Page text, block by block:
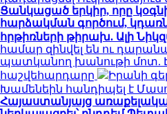
Ցանկացած երկիր, որը
հարձակման գործում,
հրթիռների թիրախ. Ալի
համար զինվել են ու
պատկանող խանութի մոտ.
հաշվեհարդարը
Իրանի
Խամենեին հանդիպել է
Հայաստանյայց